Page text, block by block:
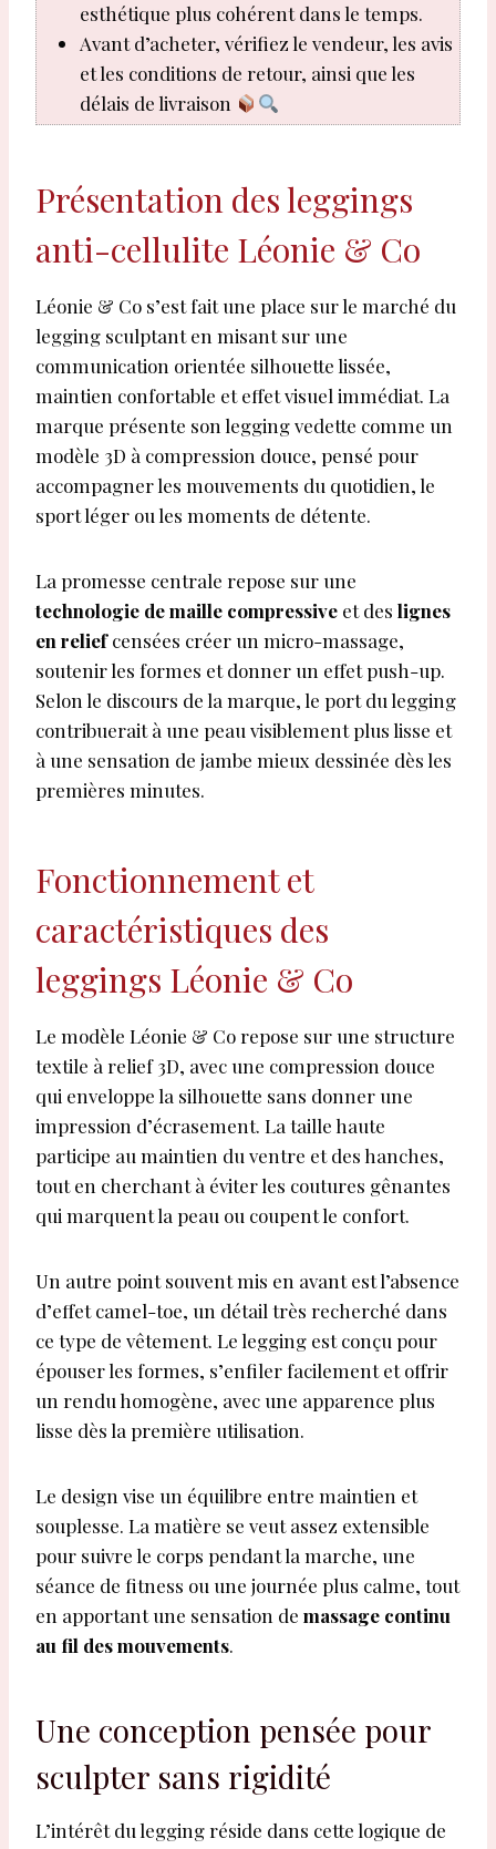
esthétique plus cohérent dans le temps.
Avant d’acheter, vérifiez le vendeur, les avis
et les conditions de retour, ainsi que les
délais de livraison
Présentation des leggings
anti-cellulite Léonie & Co
Léonie & Co s’est fait une place sur le marché du
legging sculptant en misant sur une
communication orientée silhouette lissée,
maintien confortable et effet visuel immédiat. La
marque présente son legging vedette comme un
modèle 3D à compression douce, pensé pour
accompagner les mouvements du quotidien, le
sport léger ou les moments de détente.
La promesse centrale repose sur une
technologie de maille compressive et des lignes
en reliefcensées créer un micro-massage,
soutenir les formes et donner un effet push-up.
Selon le discours de la marque, le port du legging
contribuerait à une peau visiblement plus lisse et
à une sensation de jambe mieux dessinée dès les
premières minutes.
Fonctionnement et
caractéristiques des
leggings Léonie & Co
Le modèle Léonie & Co repose sur une structure
textile à relief 3D, avec une compression douce
qui enveloppe la silhouette sans donner une
impression d’écrasement. La taille haute
participe au maintien du ventre et des hanches,
tout en cherchant à éviter les coutures gênantes
qui marquent la peau ou coupent le confort.
Un autre point souvent mis en avant est l’absence
d’effet camel-toe, un détail très recherché dans
ce type de vêtement. Le legging est conçu pour
épouser les formes, s’enfiler facilement et offrir
un rendu homogène, avec une apparence plus
lisse dès la première utilisation.
Le design vise un équilibre entre maintien et
souplesse. La matière se veut assez extensible
pour suivre le corps pendant la marche, une
séance de fitness ou une journée plus calme, tout
en apportant une sensation de massage continu
au fil des mouvements.
Une conception pensée pour
sculpter sans rigidité
L’intérêt du legging réside dans cette logique de